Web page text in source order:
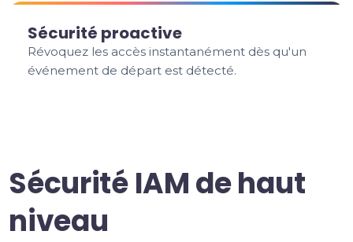
Sécurité proactive
Révoquez les accès instantanément dès qu'un
événement de départ est détecté.
Sécurité IAM de haut
niveau